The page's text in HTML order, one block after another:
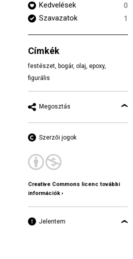
Kedvelések
0
Szavazatok
1
Címkék
festészet, bogár, olaj, epoxy,
figurális
Megosztás
Szerzői jogok
Creative Commons licenc további
információk ›
Jelentem